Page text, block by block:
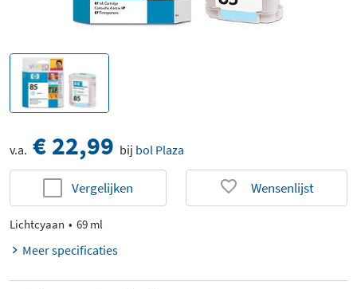
v.a. € 22,99 bij bol Plaza
Vergelijken Wensenlijst
Lichtcyaan 69 ml
Meer specificaties